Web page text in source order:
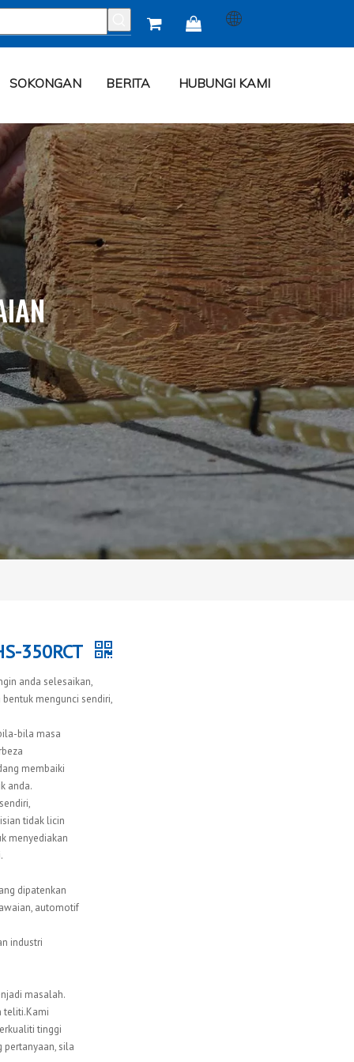
 
SOKONGAN BERITA HUBUNGI KAMI
350RCT
anda selesaikan,
mengunci sendiri,
bila masa
membaiki
anda.
tidak licin
menyediakan
dipatenkan
automotif
industri
masalah.
teliti.Kami
tinggi
pertanyaan, sila